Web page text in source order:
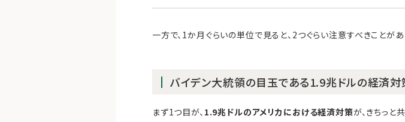
一方で、1か月ぐらいの単位で見ると、2つぐらい注意すべきことがあ
バイデン大統領の目玉である1.9兆ドルの経済対
まず1つ目が、 1.9兆ドルのアメリカにおける経済対策が、きちっと